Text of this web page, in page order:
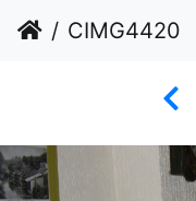
CIMG4420